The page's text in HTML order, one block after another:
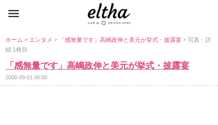
ホーム> エンタメ> 「感無量です」高嶋政伸と美元が挙式・披露宴> 写真・詳
細 1枚目
「感無量です」高嶋政伸と美元が挙式・披露宴
2008-09-01 06:00